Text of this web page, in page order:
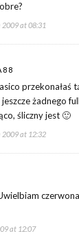
2009 at 08:31
przekonałaś
żadnego
śliczny jest 🙂
2009 at 12:32
at 12:07